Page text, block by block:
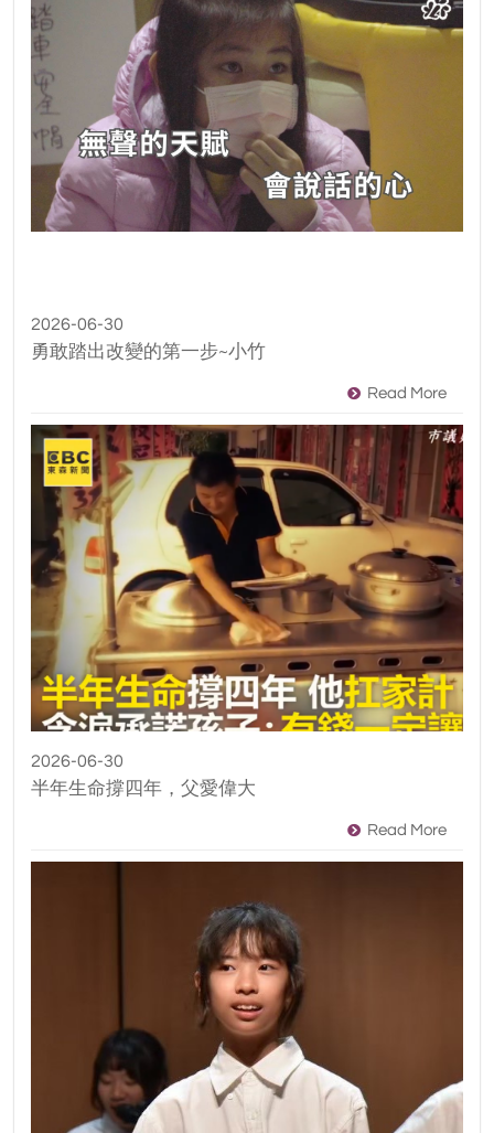
2026-06-30
勇敢踏出改變的第一步~小竹
Read More
2026-06-30
半年生命撐四年，父愛偉大
Read More